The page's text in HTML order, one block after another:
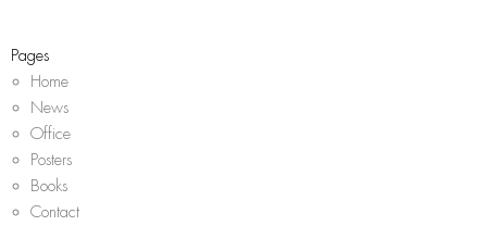
Pages
Home
News
Office
Posters
Books
Contact